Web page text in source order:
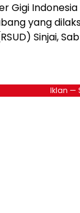
Gigi
yang
Sinjai,
Iklan —